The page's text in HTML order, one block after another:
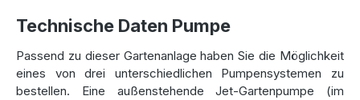
Optionale Erweiterungen für Ihre
Regenwasseranlage
Technische Daten Pumpe
Passend zu dieser Gartenanlage haben Sie die Möglichkeit
eines von drei unterschiedlichen Pumpensystemen zu
bestellen. Eine außenstehende Jet-Gartenpumpe (im